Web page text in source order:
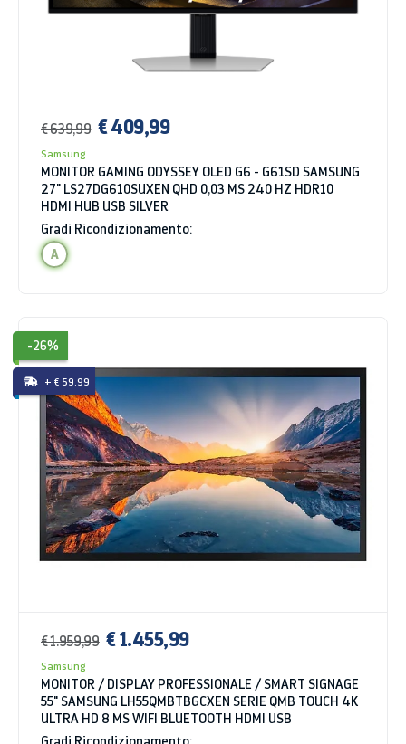
€ 639,99 € 409,99
Samsung
MONITOR GAMING ODYSSEY OLED G6 - G61SD SAMSUNG
27" LS27DG610SUXEN QHD 0,03 MS 240 HZ HDR10
HDMI HUB USB SILVER
Gradi Ricondizionamento:
A
-26%
+ € 59.99
€ 1.959,99 € 1.455,99
Samsung
MONITOR / DISPLAY PROFESSIONALE / SMART SIGNAGE
55" SAMSUNG LH55QMBTBGCXEN SERIE QMB TOUCH 4K
ULTRA HD 8 MS WIFI BLUETOOTH HDMI USB